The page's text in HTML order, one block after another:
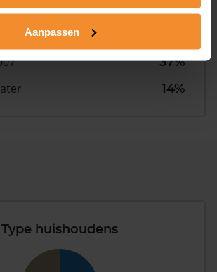
Aanpassen
11%
37%
14%
Type huishoudens